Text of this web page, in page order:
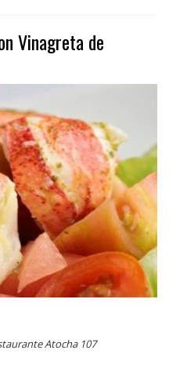
Vinagreta de
Atocha 107